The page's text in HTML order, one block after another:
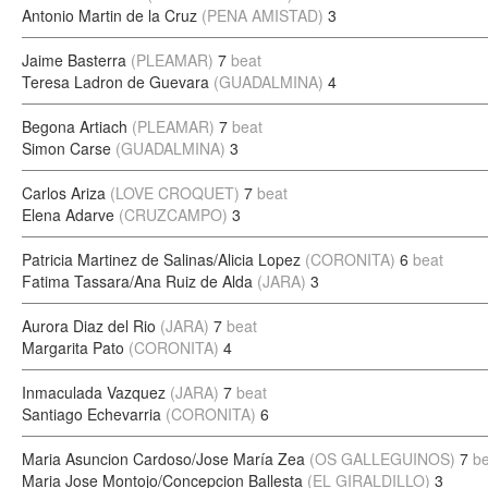
Antonio Martin de la Cruz (PENA AMISTAD) 3
Jaime Basterra (PLEAMAR) 7 beat
Teresa Ladron de Guevara (GUADALMINA) 4
Begona Artiach (PLEAMAR) 7 beat
Simon Carse (GUADALMINA) 3
Carlos Ariza (LOVE CROQUET) 7 beat
Elena Adarve (CRUZCAMPO) 3
Patricia Martinez de Salinas/Alicia Lopez (CORONITA) 6 beat
Fatima Tassara/Ana Ruiz de Alda (JARA) 3
Aurora Diaz del Rio (JARA) 7 beat
Margarita Pato (CORONITA) 4
Inmaculada Vazquez (JARA) 7 beat
Santiago Echevarria (CORONITA) 6
Maria Asuncion Cardoso/Jose María Zea (OS GALLEGUINOS) 7
Maria Jose Montojo/Concepcion Ballesta (EL GIRALDILLO) 3